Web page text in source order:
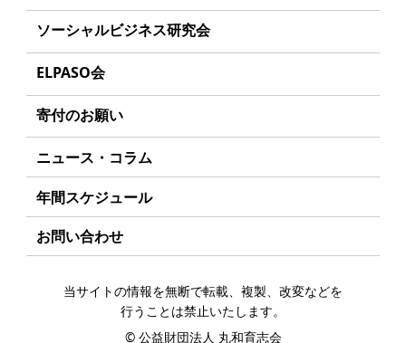
起業を考えているみなさんへ
応援したいみなさんへ
組織
年間スケジュール
定款
個人情報保護方針
アクセス
募集要項
給付型奨学金とは
事業方針
募集要項
ソーシャルビジネスとは
受賞者一覧
ソーシャルビジネス研究会
研究会のねらい
研究会一覧
ELPASO会
ELPASO会とは
会員限定ページ
寄付のお願い
お手続き
寄付支援者
ニュース・コラム
年間スケジュール
お問い合わせ
当サイトの情報を無断で転載、複製、改変などを
行うことは禁止いたします。
© 公益財団法人 丸和育志会